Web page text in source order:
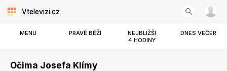
Vtelevizi.cz
MENU PRÁVĚ BĚŽÍ
NEJBLIŽŠÍ
4 HODINY
DNES VEČER
Očima Josefa Klímy